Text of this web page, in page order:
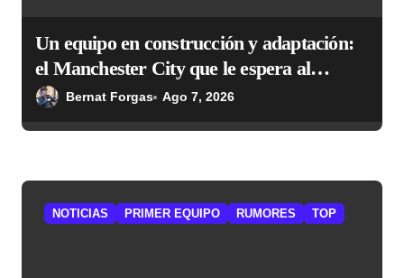
Un equipo en construcción y adaptación:
el Manchester City que le espera al
AtléticoBernat Forgas Ago 7, 2026
NOTICIAS PRIMER EQUIPO RUMORES TOP